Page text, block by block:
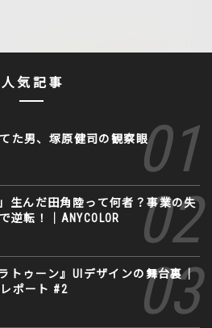
人気記事
てた男、塚原健司の観察眼
生んだ田角陸って何者？事業の失
逆転！｜ANYCOLOR
トゥーン』UIデザインの舞台裏｜
ポート #2